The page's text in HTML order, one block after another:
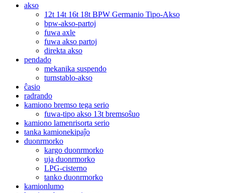
akso
12t 14t 16t 18t BPW Germanio Tipo-Akso
bpw-akso-partoj
fuwa axle
fuwa akso partoj
direkta akso
pendado
mekanika suspendo
turnstablo-akso
ĉasio
radrando
kamiono bremso tega serio
fuwa-tipo akso 13t bremsoŝuo
kamiono lamenrisorta serio
tanka kamionekipaĵo
duonrmorko
kargo duonrmorko
uja duonrmorko
LPG-cisterno
tanko duonrmorko
kamionlumo